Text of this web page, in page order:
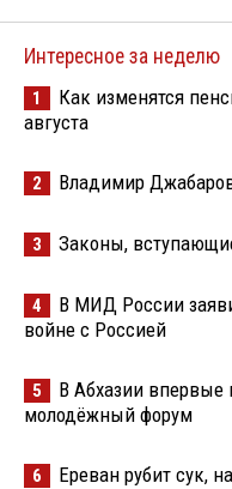
Интересное за неделю
1
Как изменятся
августа
2 Владимир
3 Законы,
4
В МИД России
войне с Россией
5
В Абхазии
молодёжный форум
6 Ереван рубит сук,